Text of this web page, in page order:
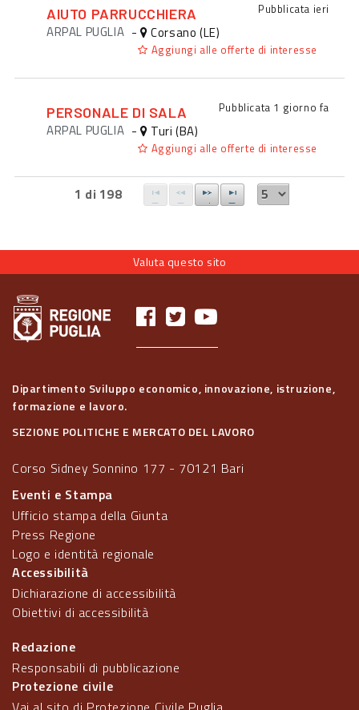
AIUTO PARRUCCHIERA Pubblicata ieri
ARPAL PUGLIA - Corsano (LE)
Aggiungi alle offerte di interesse
PERSONALE DI SALA Pubblicata 1 giorno fa
ARPAL PUGLIA - Turi (BA)
Aggiungi alle offerte di interesse
1 di 198
Valuta questo sito
Dipartimento Sviluppo economico, innovazione, istruzione,
formazione e lavoro.
SEZIONE POLITICHE E MERCATO DEL LAVORO
Corso Sidney Sonnino 177 - 70121 Bari
Eventi e Stampa
Ufficio stampa della Giunta
Press Regione
Logo e identità regionale
Accessibilità
Dichiarazione di accessibilità
Obiettivi di accessibilità
Redazione
Responsabili di pubblicazione
Protezione civile